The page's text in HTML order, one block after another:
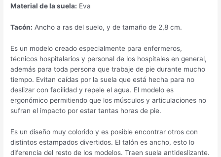
Material de la suela: Eva
Tacón: Ancho a ras del suelo, y de tamaño de 2,8 cm.
Es un modelo creado especialmente para enfermeros,
técnicos hospitalarios y personal de los hospitales en general,
además para toda persona que trabaje de pie durante mucho
tiempo. Evitan caídas por la suela que está hecha para no
deslizar con facilidad y repele el agua. El modelo es
ergonómico permitiendo que los músculos y articulaciones no
sufran el impacto por estar tantas horas de pie.
Es un diseño muy colorido y es posible encontrar otros con
distintos estampados divertidos. El talón es ancho, esto lo
diferencia del resto de los modelos. Traen suela antideslizante.